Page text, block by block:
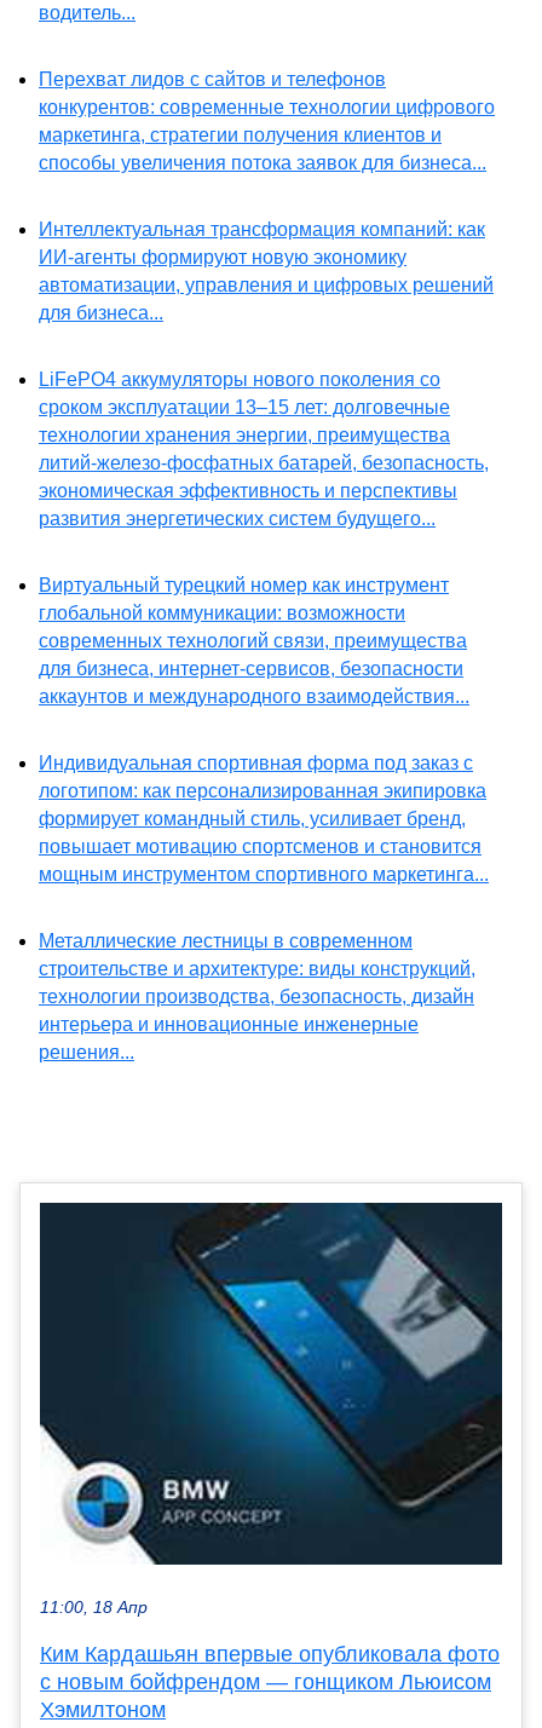
водитель...
Перехват лидов с сайтов и телефонов
конкурентов: современные технологии цифрового
маркетинга, стратегии получения клиентов и
способы увеличения потока заявок для бизнеса...
Интеллектуальная трансформация компаний: как
ИИ-агенты формируют новую экономику
автоматизации, управления и цифровых решений
для бизнеса...
LiFePO4 аккумуляторы нового поколения со
сроком эксплуатации 13–15 лет: долговечные
технологии хранения энергии, преимущества
литий-железо-фосфатных батарей, безопасность,
экономическая эффективность и перспективы
развития энергетических систем будущего...
Виртуальный турецкий номер как инструмент
глобальной коммуникации: возможности
современных технологий связи, преимущества
для бизнеса, интернет-сервисов, безопасности
аккаунтов и международного взаимодействия...
Индивидуальная спортивная форма под заказ с
логотипом: как персонализированная экипировка
формирует командный стиль, усиливает бренд,
повышает мотивацию спортсменов и становится
мощным инструментом спортивного маркетинга...
Металлические лестницы в современном
строительстве и архитектуре: виды конструкций,
технологии производства, безопасность, дизайн
интерьера и инновационные инженерные
решения...
11:00, 18 Апр
Ким Кардашьян впервые опубликовала фото
с новым бойфрендом — гонщиком Льюисом
Хэмилтоном